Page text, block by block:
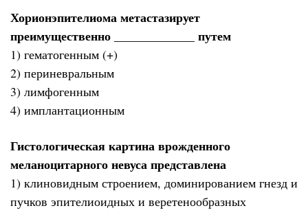
Хорионэпителиома метастазирует
преимущественно _____________ путем
1) гематогенным (+)
2) периневральным
3) лимфогенным
4) имплантационным
Гистологическая картина врожденного
меланоцитарного невуса представлена
1) клиновидным строением, доминированием гнезд и
пучков эпителиоидных и веретенообразных